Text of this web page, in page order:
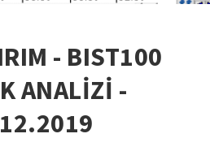
- BIST100
ANALİZİ -